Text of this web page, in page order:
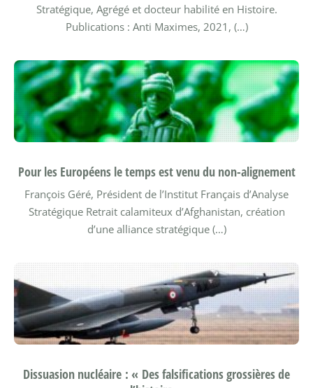
Stratégique, Agrégé et docteur habilité en Histoire.
Publications : Anti Maximes, 2021, (…)
Pour les Européens le temps est venu du non-alignement
François Géré, Président de l’Institut Français d’Analyse
Stratégique Retrait calamiteux d’Afghanistan, création
d’une alliance stratégique (…)
Dissuasion nucléaire : « Des falsifications grossières de